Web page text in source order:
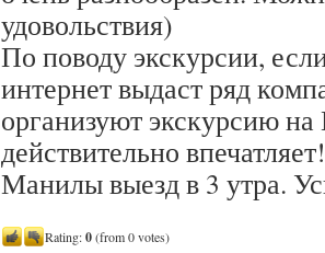
удовольствия)
По поводу экскурсии,
интернет выдаст ряд
организуют экскурсию
действительно
Манилы выезд в 3 утра.
Rating:0(from 0 votes)